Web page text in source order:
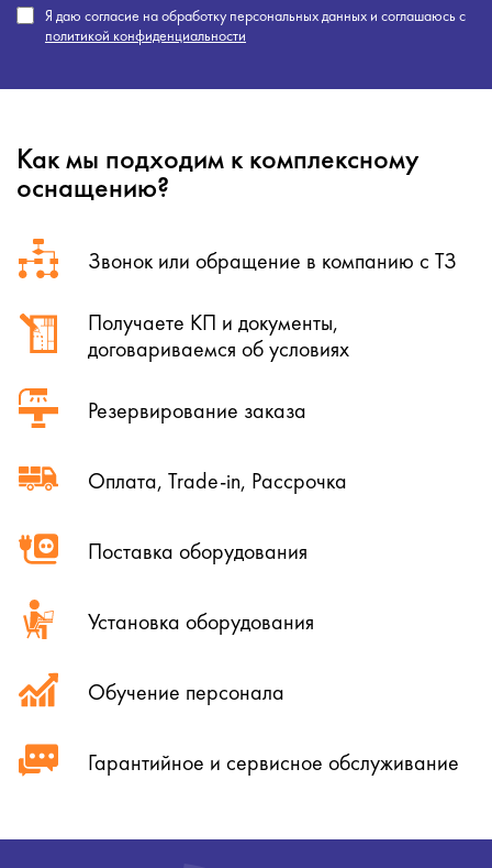
Я даю согласие на обработку персональных данных и соглашаюсь с
политикой конфиденциальности
Как мы подходим к комплексному
оснащению?
Звонок или обращение в компанию с ТЗ
Поставка оборудования
Получаете КП и документы,
договариваемся об условиях
Установка оборудования
Резервирование заказа
Обучение персонала
Оплата, Trade-in, Рассрочка
Гарантийное и сервисное обслуживание